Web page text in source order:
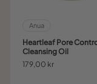
Anua
Heartleaf Pore
Cleansing Oil
179,00 kr